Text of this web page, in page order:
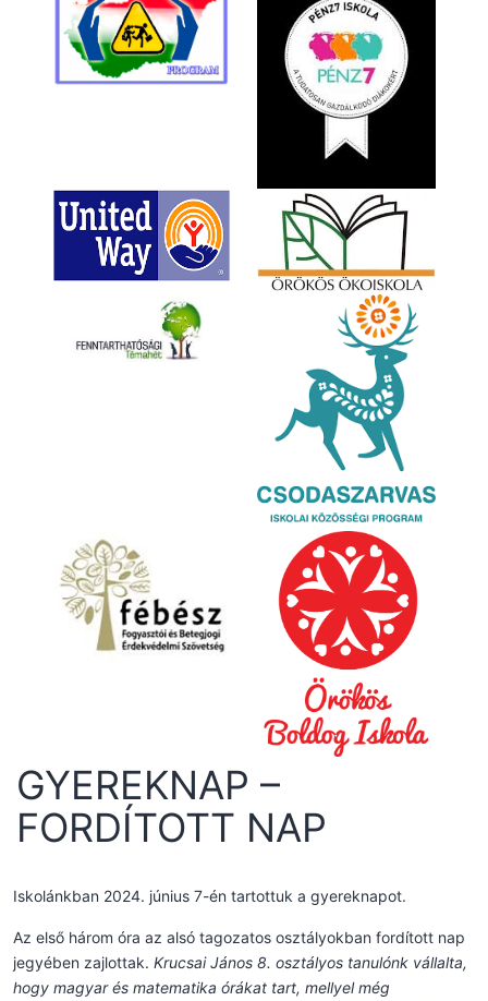
GYEREKNAP –
FORDÍTOTT NAP
Iskolánkban 2024. június 7-én tartottuk a gyereknapot.
Az első három óra az alsó tagozatos osztályokban fordított nap
jegyében zajlottak. Krucsai János 8. osztályos tanulónk vállalta,
hogy magyar és matematika órákat tart, mellyel még